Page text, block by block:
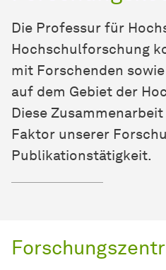
Die Professur für
Hochschulforschung
mit Forschenden
auf dem Gebiet der
Diese
Faktor unserer
Publikationstätigkeit.